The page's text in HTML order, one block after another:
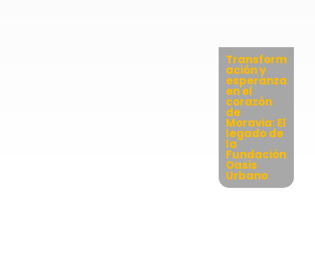
Transform
ación y
esperanza
en el
corazón
de
Moravia: El
legado de
la
Fundación
Oasis
Urbano